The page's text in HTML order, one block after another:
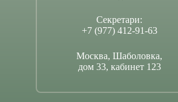
Секретари:
+7 (977) 412-91-63
Москва, Шаболовка,
дом 33, кабинет 123